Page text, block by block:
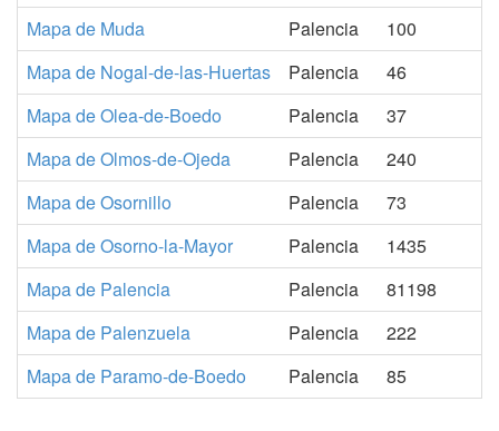
Mapa de Muda
Palencia
100
Mapa de Nogal-de-las-Huertas
Palencia
46
Mapa de Olea-de-Boedo
Palencia
37
Mapa de Olmos-de-Ojeda
Palencia
240
Mapa de Osornillo
Palencia
73
Mapa de Osorno-la-Mayor
Palencia
1435
Mapa de Palencia
Palencia
81198
Mapa de Palenzuela
Palencia
222
Mapa de Paramo-de-Boedo
Palencia 85